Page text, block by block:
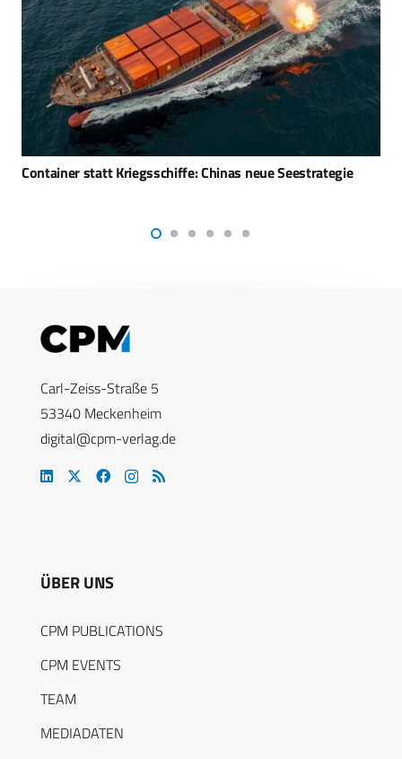
Niederlande verdoppeln ihre MQ-9A Bestellung
Carl-Zeiss-Straße 5
53340 Meckenheim
digital@cpm-verlag.de
ÜBER UNS
CPM PUBLICATIONS
CPM EVENTS
TEAM
MEDIADATEN